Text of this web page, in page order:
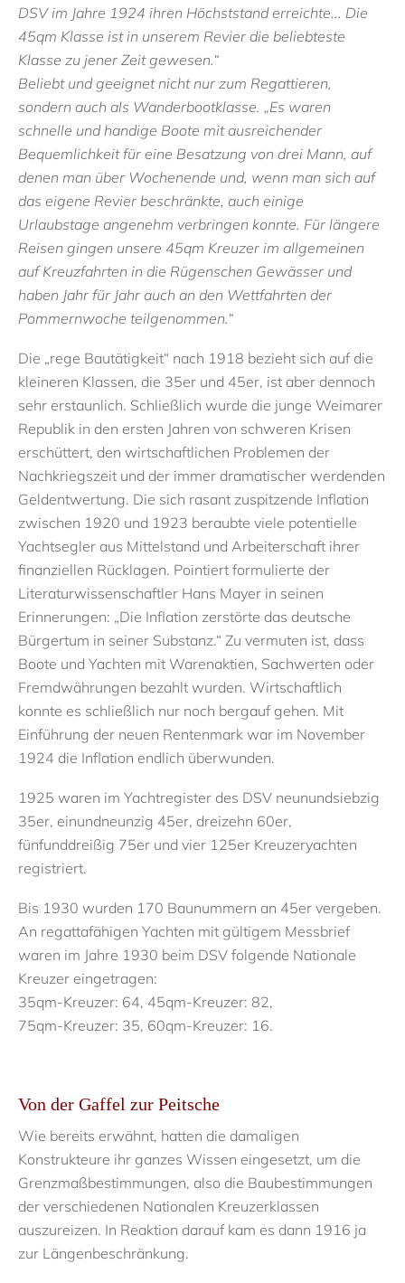
DSV im Jahre 1924 ihren Höchststand erreichte... Die
45qm Klasse ist in unserem Revier die beliebteste
Klasse zu jener Zeit gewesen.“
Beliebt und geeignet nicht nur zum Regattieren,
sondern auch als Wanderbootklasse. „Es waren
schnelle und handige Boote mit ausreichender
Bequemlichkeit für eine Besatzung von drei Mann, auf
denen man über Wochenende und, wenn man sich auf
das eigene Revier beschränkte, auch einige
Urlaubstage angenehm verbringen konnte. Für längere
Reisen gingen unsere 45qm Kreuzer im allgemeinen
auf Kreuzfahrten in die Rügenschen Gewässer und
haben Jahr für Jahr auch an den Wettfahrten der
Pommernwoche teilgenommen.“
Die „rege Bautätigkeit“ nach 1918 bezieht sich auf die
kleineren Klassen, die 35er und 45er, ist aber dennoch
sehr erstaunlich. Schließlich wurde die junge Weimarer
Republik in den ersten Jahren von schweren Krisen
erschüttert, den wirtschaftlichen Problemen der
Nachkriegszeit und der immer dramatischer werdenden
Geldentwertung. Die sich rasant zuspitzende Inflation
zwischen 1920 und 1923 beraubte viele potentielle
Yachtsegler aus Mittelstand und Arbeiterschaft ihrer
finanziellen Rücklagen. Pointiert formulierte der
Literaturwissenschaftler Hans Mayer in seinen
Erinnerungen: „Die Inflation zerstörte das deutsche
Bürgertum in seiner Substanz.“ Zu vermuten ist, dass
Boote und Yachten mit Warenaktien, Sachwerten oder
Fremdwährungen bezahlt wurden. Wirtschaftlich
konnte es schließlich nur noch bergauf gehen. Mit
Einführung der neuen Rentenmark war im November
1924 die Inflation endlich überwunden.
1925 waren im Yachtregister des DSV neunundsiebzig
35er, einundneunzig 45er, dreizehn 60er,
fünfunddreißig 75er und vier 125er Kreuzeryachten
registriert.
Bis 1930 wurden 170 Baunummern an 45er vergeben.
An regattafähigen Yachten mit gültigem Messbrief
waren im Jahre 1930 beim DSV folgende Nationale
Kreuzer eingetragen:
35qm-Kreuzer: 64, 45qm-Kreuzer: 82,
75qm-Kreuzer: 35, 60qm-Kreuzer: 16.
Von der Gaffel zur Peitsche
Wie bereits erwähnt, hatten die damaligen
Konstrukteure ihr ganzes Wissen eingesetzt, um die
Grenzmaßbestimmungen, also die Baubestimmungen
der verschiedenen Nationalen Kreuzerklassen
auszureizen. In Reaktion darauf kam es dann 1916 ja
zur Längenbeschränkung.